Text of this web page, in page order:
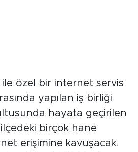
ile özel bir internet servis
yapılan iş birliği
hayata geçirilen
birçok hane
erişimine kavuşacak.